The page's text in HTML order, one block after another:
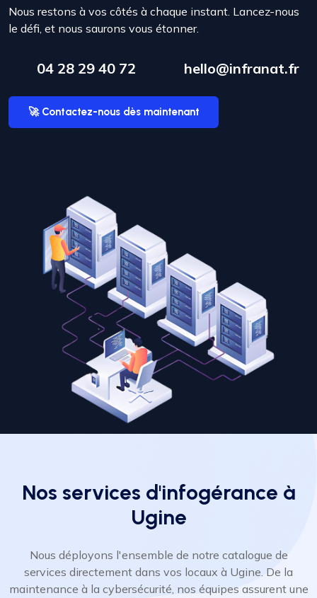
Nous restons à vos côtés à chaque instant. Lancez-nous
le défi, et nous saurons vous étonner.
04 28 29 40 72 hello@infranat.fr
🚀 Contactez-nous dès maintenant
Nos services d'infogérance à
Ugine
Nous déployons l'ensemble de notre catalogue de
services directement dans vos locaux à Ugine. De la
maintenance à la cybersécurité, nos équipes assurent une